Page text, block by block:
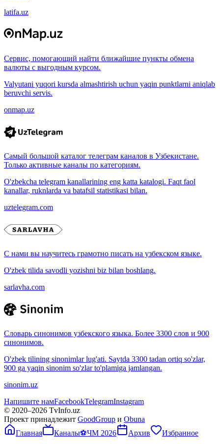
latifa.uz
Сервис, помогающий найти ближайшие пункты обмена
валюты с выгодным курсом.
Valyutani yuqori kursda almashtirish uchun yaqin punktlarni aniqlab
beruvchi servis.
onmap.uz
Самый большой каталог телеграм каналов в Узбекистане.
Только активные каналы по категориям.
O'zbekcha telegram kanallarining eng katta katalogi. Faqt faol
kanallar, ruknlarda va batafsil statistikasi bilan.
uztelegram.com
С нами вы научитесь грамотно писать на узбекском языке.
O'zbek tilida savodli yozishni biz bilan boshlang.
sarlavha.com
Словарь синонимов узбекского языка. Более 3300 слов и 900
синонимов.
O'zbek tilining sinonimlar lug'ati. Saytda 3300 tadan ortiq so'zlar,
900 ga yaqin sinonim so'zlar to'plamiga jamlangan.
sinonim.uz
Напишите намFacebookTelegramInstagram
© 2020–2026 TvInfo.uz
Проект принадлежит GoodGroup и Obuna
Главная
Каналы⚽ЧМ 2026 Архив Избранное